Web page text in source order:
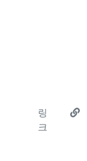
관련자료
링
크